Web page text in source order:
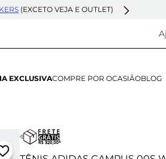
(EXCETO VEJA E OUTLET)
EXCLUSIVACOMPRE POR OCASIÃOBLOG